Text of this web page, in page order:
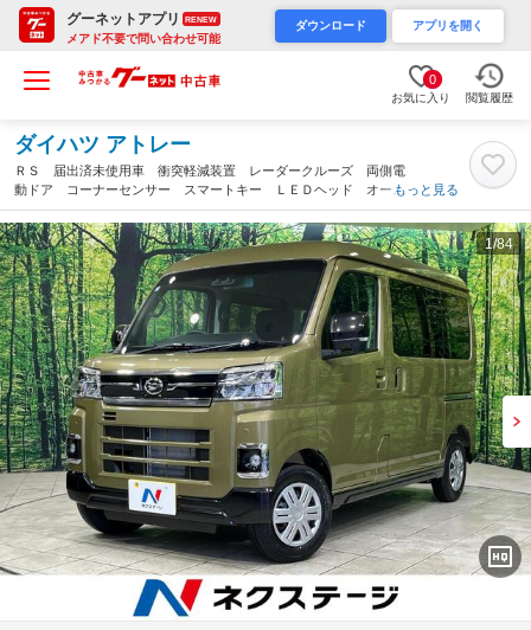
グーネットアプリ RENEW
メアド不要で問い合わせ可能
ダウンロード アプリを開く
0
お気に入り 閲覧履歴
ダイハツ アトレー
ＲＳ 届出済未使用車 衝突軽減装置 レーダークルーズ 両側電
動ドア コーナーセンサー スマートキー ＬＥＤヘッド オート
ライト オートエアコン ＬＥＤフォグ（宮城県）
もっと見る
1/84